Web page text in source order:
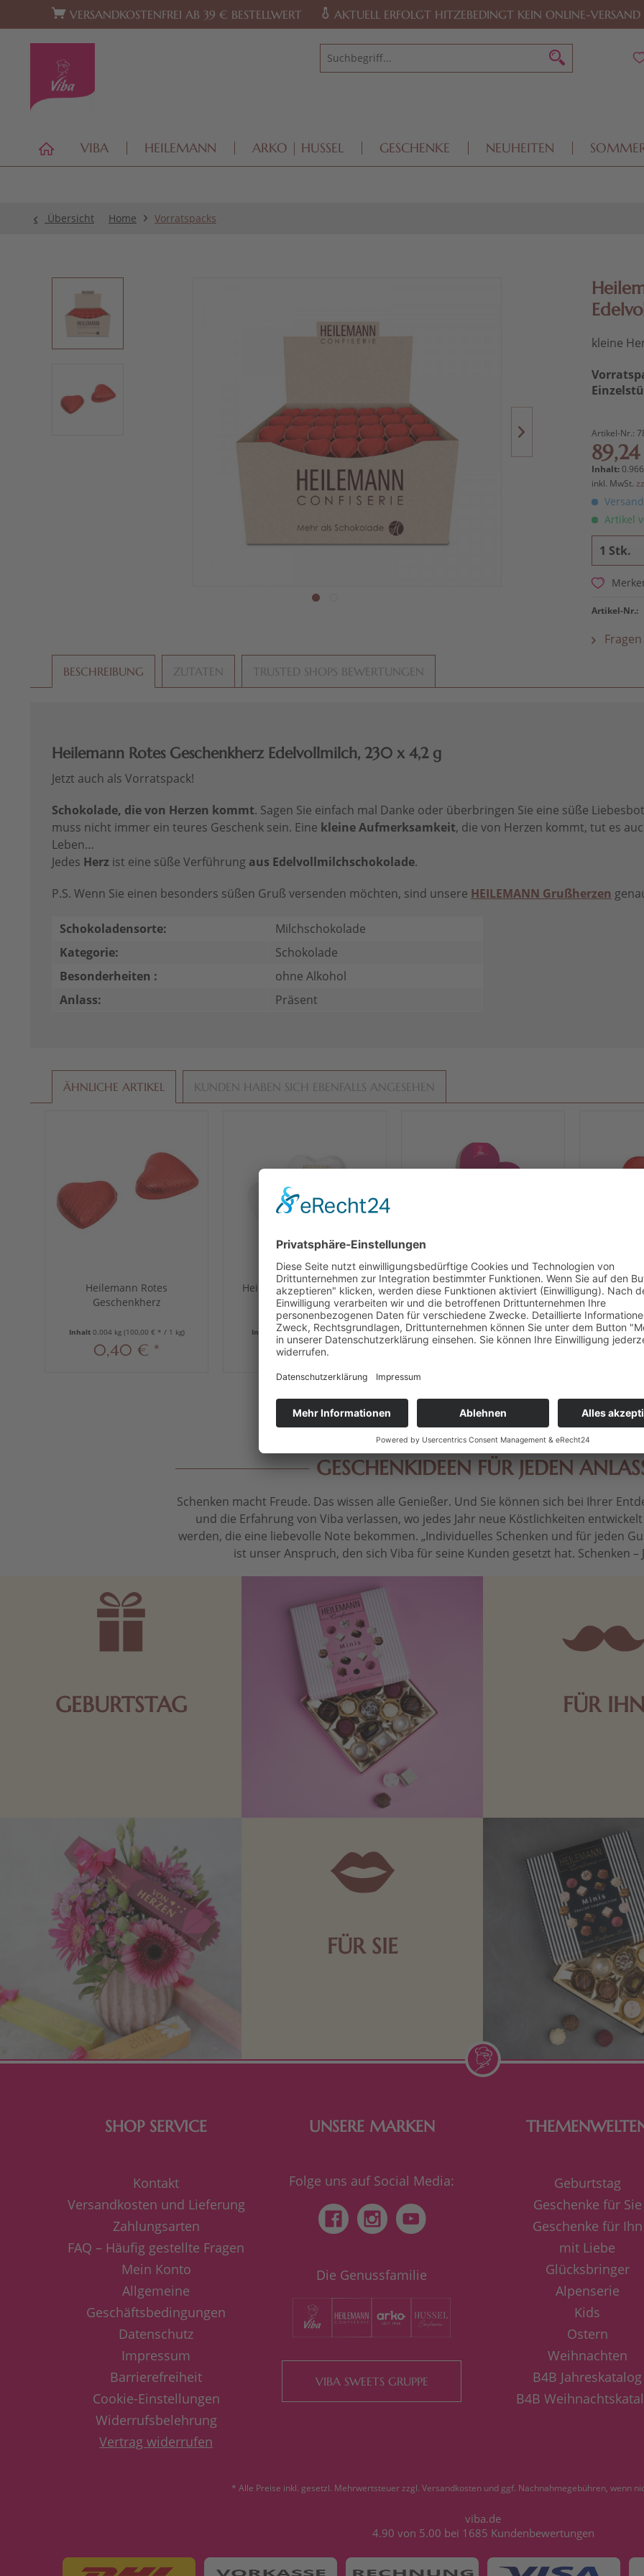
Zur Hauptnavigation springen Zum Footer springen
VERSANDKOSTENFREI AB 39 € BESTELLWERT AKTUELL ERFOLGT HITZEBEDINGT KEIN ONLINE-VERSAND
VIBA HEILEMANN ARKO | HUSSEL GESCHENKE NEUHEITEN
Übersicht Home Vorratspacks
kleine
Artikel-Nr.:
Inhalt:
inkl. MwSt.
Artikel
Artikel-Nr.:
BESCHREIBUNG ZUTATEN TRUSTED SHOPS BEWERTUNGEN
Heilemann Rotes Geschenkherz Edelvollmilch, 230 x 4,2 g
Jetzt auch als Vorratspack!
Schokolade, die von Herzen kommt. Sagen Sie einfach mal Danke oder überbringen Sie eine süße
muss nicht immer ein teures Geschenk sein. Eine kleine Aufmerksamkeit, die von Herzen kommt, tut es
Leben…
Jedes Herz ist eine süße Verführung aus Edelvollmilchschokolade.
P.S. Wenn Sie einen besonders süßen Gruß versenden möchten, sind unsere HEILEMANN Grußherzen
Schokoladensorte:
Milchschokolade
Kategorie:
Schokolade
Besonderheiten :
ohne Alkohol
Anlass:
Präsent
ÄHNLICHE ARTIKEL KUNDEN HABEN SICH EBENFALLS ANGESEHEN
Heilemann Rotes
Geschenkherz
Inhalt 0.004 kg (100,00 € * / 1 kg)
0,40 € *
Heilemann Grußherzen 3-
fach sortiert, 30 g
Inhalt 0.03 kg(49,67 € * / 1 kg)
1,49 € *
Viba Kleiner Gruß "Von
Herzen", 40 g
Inhalt 0.04 kg(99,75 € * / 1 kg)
3,99 € *
Inhalt
GESCHENKIDEEN FÜR JEDEN
Schenken macht Freude. Das wissen alle Genießer. Und Sie können sich bei Ihrer
und die Erfahrung von Viba verlassen, wo jedes Jahr neue Köstlichkeiten
werden, die eine liebevolle Note bekommen. „Individuelles Schenken und für jeden
ist unser Anspruch, den sich Viba für seine Kunden gesetzt hat. Schenken –
GEBURTSTAG FÜR IHN
FÜR SIE
SHOP SERVICE
Kontakt
Versandkosten und Lieferung
Zahlungsarten
FAQ – Häufig gestellte Fragen
Mein Konto
Allgemeine
Geschäftsbedingungen
Datenschutz
Impressum
Barrierefreiheit
Cookie-Einstellungen
Widerrufsbelehrung
Vertrag widerrufen
UNSERE MARKEN
Folge uns auf Social Media:
Die Genussfamilie
VIBA SWEETS GRUPPE
Geburtstag
Geschenke für Sie
Geschenke für Ihn
mit Liebe
Glücksbringer
Alpenserie
Kids
Ostern
Weihnachten
B4B Jahreskatalog
B4B
* Alle Preise inkl. gesetzl. Mehrwertsteuer zzgl. Versandkostenund ggf. Nachnahmegebühren, wenn
viba.de
4.90 von 5.00 bei 1685 Kundenbewertungen